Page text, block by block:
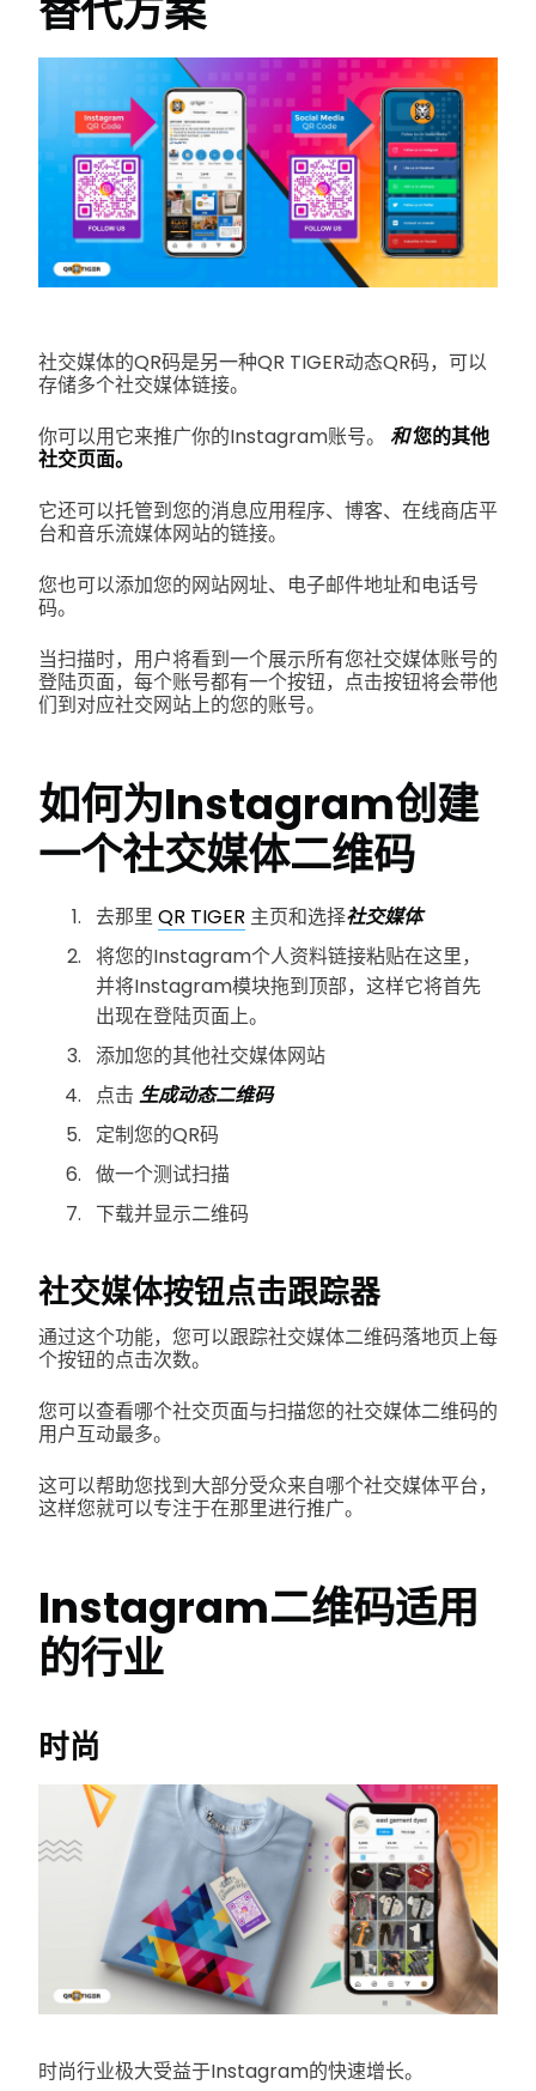
社交媒体的QR码是另一种QR TIGER动态QR码，可以
存储多个社交媒体链接。
你可以用它来推广你的Instagram账号。 和您的其他
社交页面。
它还可以托管到您的消息应用程序、博客、在线商店平
台和音乐流媒体网站的链接。
您也可以添加您的网站网址、电子邮件地址和电话号
码。
当扫描时，用户将看到一个展示所有您社交媒体账号的
登陆页面，每个账号都有一个按钮，点击按钮将会带他
们到对应社交网站上的您的账号。
如何为Instagram创建
一个社交媒体二维码
去那里 QR TIGER 主页和选择社交媒体
将您的Instagram个人资料链接粘贴在这里，
并将Instagram模块拖到顶部，这样它将首先
出现在登陆页面上。
添加您的其他社交媒体网站
点击 生成动态二维码
定制您的QR码
做一个测试扫描
下载并显示二维码
社交媒体按钮点击跟踪器
通过这个功能，您可以跟踪社交媒体二维码落地页上每
个按钮的点击次数。
您可以查看哪个社交页面与扫描您的社交媒体二维码的
用户互动最多。
这可以帮助您找到大部分受众来自哪个社交媒体平台，
这样您就可以专注于在那里进行推广。
Instagram二维码适用
的行业
时尚
时尚行业极大受益于Instagram的快速增长。